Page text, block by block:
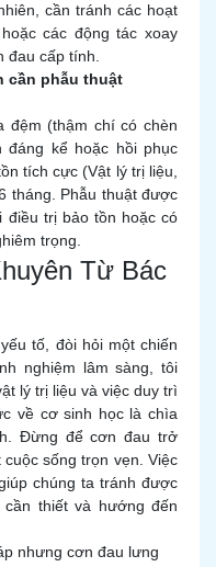
cần tránh các hoạt
các động tác xoay
đau cấp tính.
cần phẫu thuật
đệm (thậm chí có chèn
kể hoặc hồi phục
tích cực (Vật lý trị liệu,
tháng. Phẫu thuật được
điều trị bảo tồn hoặc có
trọng.
Từ Bác
tố, đòi hỏi một chiến
nghiệm lâm sàng, tôi
lý trị liệu và việc duy trì
về cơ sinh học là chìa
Đừng để cơn đau trở
sống trọn vẹn. Việc
chúng ta tránh được
thiết và hướng đến
nhưng cơn đau lưng